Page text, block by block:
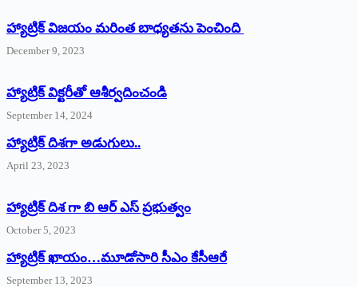
హ్యాట్రిక్ విజయం మరింత బాధ్యతను పెంచింది
December 9, 2023
హ్యాట్రిక్‌ ‌విక్టరీతో ఆశీర్వదించండి
September 14, 2024
‌హ్యాట్రిక్‌ ‌దిశగా అడుగులు..
April 23, 2023
హ్యాట్రిక్ దిశ గా బి ఆర్ ఎస్ ప్రభుత్వం
October 5, 2023
హ్యాట్రిక్‌ ‌ఖాయం…మూడోసారి సీఎం కేసీఆరే
September 13, 2023